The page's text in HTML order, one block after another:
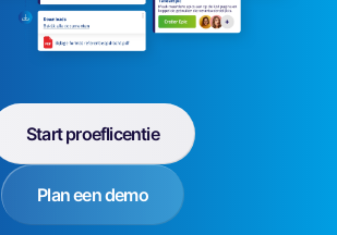
Start proeflicentie
Plan een demo